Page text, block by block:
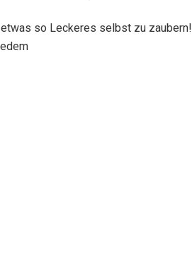
so Leckeres selbst zu zaubern!